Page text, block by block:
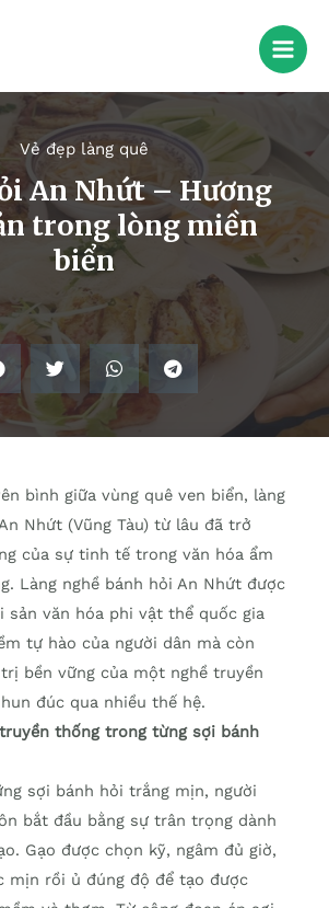
Vẻ đẹp làng quê
An Nhứt – Hương
trong lòng miền
biển
bình giữa vùng quê ven biển, làng
Nhứt (Vũng Tàu) từ lâu đã trở
của sự tinh tế trong văn hóa ẩm
Làng nghề bánh hỏi An Nhứt được
sản văn hóa phi vật thể quốc gia
tự hào của người dân mà còn
bền vững của một nghề truyền
đúc qua nhiều thế hệ.
thống trong từng sợi bánh
sợi bánh hỏi trắng mịn, người
bắt đầu bằng sự trân trọng dành
Gạo được chọn kỹ, ngâm đủ giờ,
mịn rồi ủ đúng độ để tạo được